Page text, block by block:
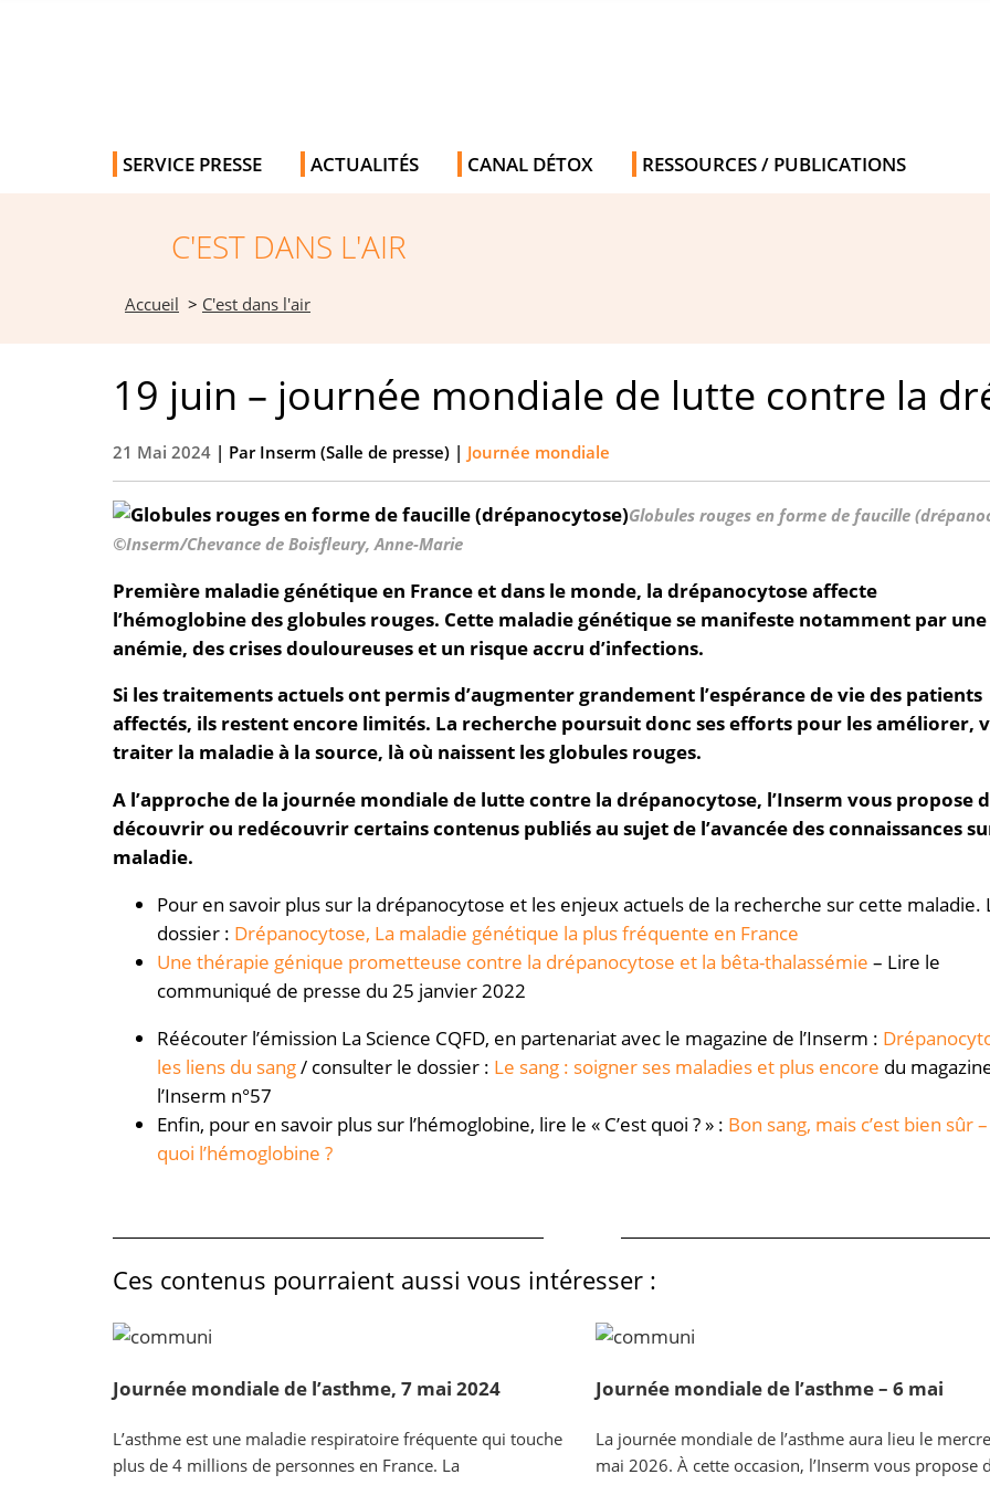
SERVICE PRESSE ACTUALITÉS CANAL DÉTOX RESSOURCES / PUBLICATIONS
C'EST DANS L'AIR
Accueil > C'est dans l'air
19 juin – journée mondiale de lutte contre la
21 Mai 2024 | ParInserm (Salle de presse) | Journée mondiale
Globules rouges en forme de faucille
©Inserm/Chevance de Boisfleury, Anne-Marie
Première maladie génétique en France et dans le monde, la drépanocytose affecte
l’hémoglobinedes globules rouges. Cette maladie génétique se manifeste notamment par une
anémie, des crises douloureuses et un risque accru d’infections.
Si les traitements actuels ont permis d’augmenter grandement l’espérance de vie des patients
affectés, ils restent encore limités. La recherche poursuit donc ses efforts pour les améliorer,
traiter la maladie à la source, là où naissent les globules rouges.
A l’approche de la journée mondiale de lutte contre la drépanocytose, l’Inserm vous propose
découvrir ou redécouvrir certains contenus publiés au sujet de l’avancée des connaissances
maladie.
Pour en savoir plus sur la drépanocytose et les enjeux actuels de la recherche sur cette maladie.
dossier : Drépanocytose, La maladie génétique la plus fréquente en France
Une thérapie génique prometteuse contre la drépanocytose et la bêta-thalassémie – Lire le
communiqué de presse du 25 janvier 2022
Réécouter l’émission La Science CQFD, en partenariat avec le magazine de l’Inserm :
les liens du sang/ consulter le dossier : Le sang : soigner ses maladies et plus encore du
l’Inserm n°57
Enfin, pour en savoir plus sur l’hémoglobine, lire le « C’est quoi ? » : Bon sang, mais c’est bien sûr –
quoi l’hémoglobine ?
Ces contenus pourraient aussi vous intéresser :
Journée mondiale de l’asthme, 7 mai 2024
L’asthme est une maladie respiratoire fréquente qui touche
plus de 4 millions de personnes en France. La
Journée mondiale de l’asthme – 6 mai
La journée mondiale de l’asthme aura lieu le
mai 2026. À cette occasion, l’Inserm vous propose